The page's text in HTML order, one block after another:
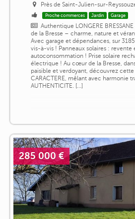
Près de Saint-Julien-sur-
Proche commerces Jardin Garage
Authentique LONGERE
de la Bresse – charme, nature et
Avec garage et dépendances, sur
vis-à-vis ! Panneaux solaires : revente
autoconsommation ! Prise solaire
électrique ! Au cœur de la Bresse,
paisible et verdoyant, découvrez
CARACTERE, mêlant avec harmonie
AUTHENTICITE. [...]
285 000 €